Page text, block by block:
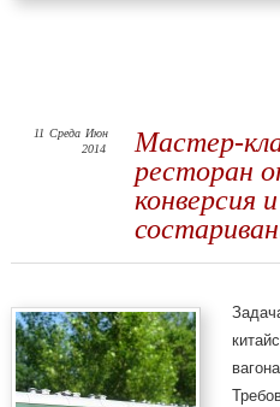
Мастер-
ресторан
конверсия
11 Среда Июн
2014